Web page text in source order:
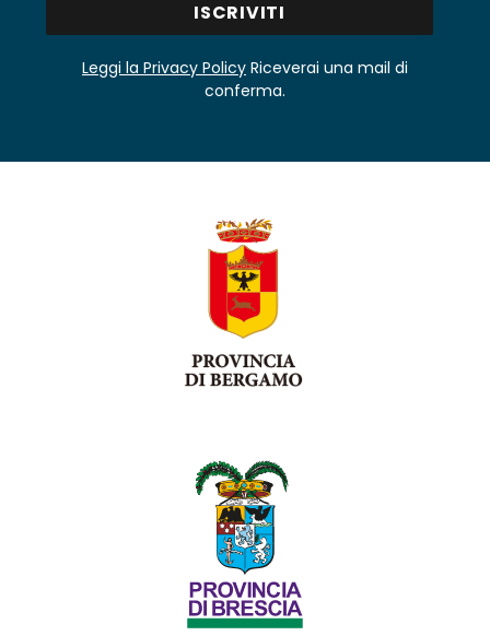
Leggi la Privacy Policy Riceverai una mail di
conferma.